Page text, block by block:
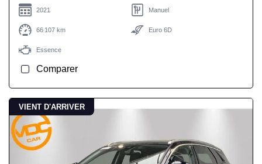
2021 Manuel
66 107 km Euro 6D
Essence
Comparer
VIENT D'ARRIVER